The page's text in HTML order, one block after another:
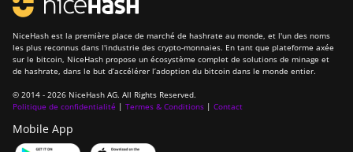
NiceHash est la première place de marché de hashrate au monde, et l'un des noms
les plus reconnus dans l'industrie des crypto-monnaies. En tant que plateforme axée
sur le bitcoin, NiceHash propose un écosystème complet de solutions de minage et
de hashrate, dans le but d’accélérer l’adoption du bitcoin dans le monde entier.
© 2014 - 2026 NiceHash AG. All Rights Reserved.
Politique de confidentialité | Termes & Conditions | Contact
Mobile App